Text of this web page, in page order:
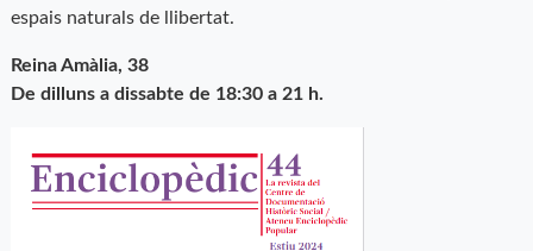
espais naturals de llibertat.
Reina Amàlia, 38
De dilluns a dissabte de 18:30 a 21 h.